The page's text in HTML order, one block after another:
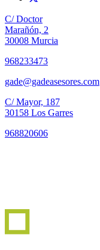
C/ Doctor
Marañón, 2
30008 Murcia
968233473
gade@gadeasesores.com
C/ Mayor, 187
30158 Los Garres
968820606